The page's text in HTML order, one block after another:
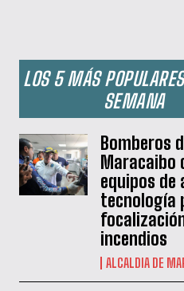
LOS 5 MÁS
SEMANA
Bomberos
Maracaibo
equipos de
tecnología
incendios
ALCALDIA DE